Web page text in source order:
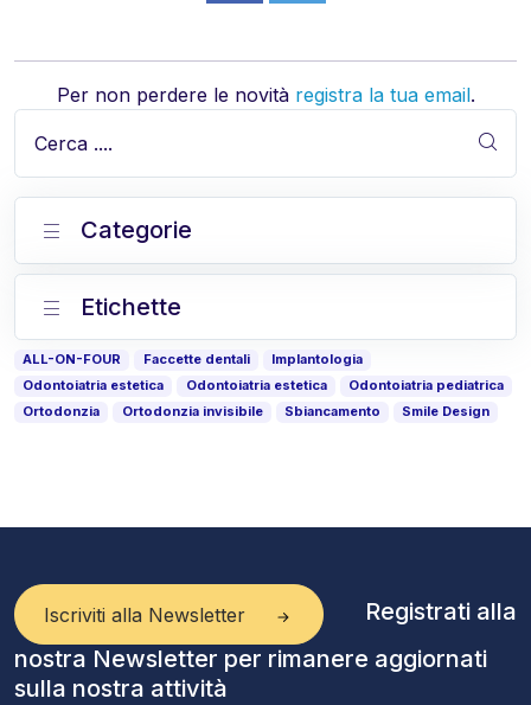
Per non perdere le novità registra la tua email.
Cerca ....
Categorie
Etichette
ALL-ON-FOUR Faccette dentali
Implantologia
Odontoiatria estetica
Odontoiatria estetica
Odontoiatria pediatrica
Ortodonzia
Ortodonzia invisibile Sbiancamento Smile Design
Iscriviti alla Newsletter
Registrati alla
nostra Newsletter per rimanere aggiornati
sulla nostra attività